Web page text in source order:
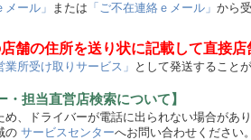
メール」 または 「ご不在連絡ｅメール」 から
舗の住所を送り状に記載して直接店
業所受け取りサービス」 として発送すること
・担当直営店検索について】
、ドライバーが電話に出られない場合があり
の サービスセンターへお問い合わせください。